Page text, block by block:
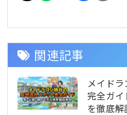
関連記事
メイド
完全ガ
を徹底解